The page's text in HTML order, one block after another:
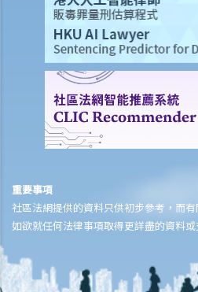
10. 假如我擁有兩所住宅，而兩者均作
該兩所住宅繳付的貸款利息獲得扣減？
11. 我捐了款給慈善團體，可否獲得扣稅
12. 我為自己的居所支付租金，可否用
E. 薪俸稅的免稅額
1. 誰人可以申索「已婚人士免稅額」？
2. 我是已婚人士，應如何申請「已婚人
3. 怎樣才符合資格申索「子女免稅額」
4. 我有二位弟妹，而他們的生活開支完
兄弟姊妹免稅額”？
5. 我需要供養父母，可否申請「供養父
或「供養父母 / 祖父母 / 外祖父母額外
重要事項
社區法網提供的資料只供初步參考，而
如欲就任何法律事項取得更詳盡的資料